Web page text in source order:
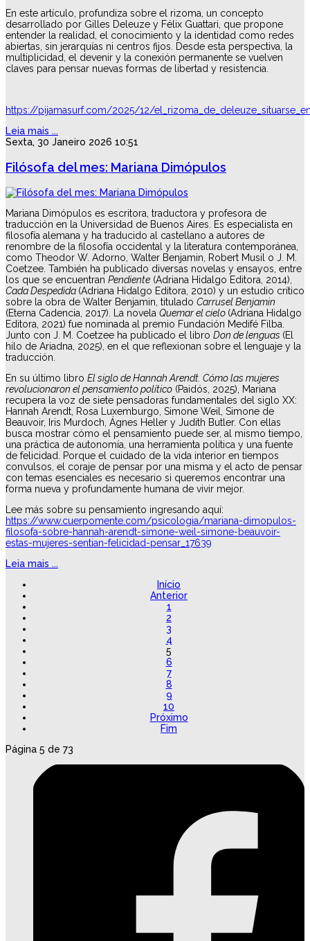
En este artículo, profundiza sobre el rizoma, un concepto
desarrollado por Gilles Deleuze y Félix Guattari, que propone
entender la realidad, el conocimiento y la identidad como redes
abiertas, sin jerarquías ni centros fijos. Desde esta perspectiva, la
multiplicidad, el devenir y la conexión permanente se vuelven
claves para pensar nuevas formas de libertad y resistencia.
https://pijamasurf.com/2025/12/
Leia mais ...
Sexta, 30 Janeiro 2026 10:51
Filósofa del mes: Mariana Dimópulos
Mariana Dimópulos es escritora, traductora y profesora de
traducción en la Universidad de Buenos Aires. Es especialista en
filosofía alemana y ha traducido al castellano a autores de
renombre de la filosofía occidental y la literatura contemporánea,
como Theodor W. Adorno, Walter Benjamin, Robert Musil o J. M.
Coetzee. También ha publicado diversas novelas y ensayos, entre
los que se encuentran Pendiente (Adriana Hidalgo Editora, 2014),
Cada Despedida (Adriana Hidalgo Editora, 2010) y un estudio crítico
sobre la obra de Walter Benjamin, titulado Carrusel Benjamin
(Eterna Cadencia, 2017). La novela Quemar el cielo (Adriana Hidalgo
Editora, 2021) fue nominada al premio Fundación Medifé Filba.
Junto con J. M. Coetzee ha publicado el libro Don de lenguas (El
hilo de Ariadna, 2025), en el que reflexionan sobre el lenguaje y la
traducción.
En su último libro El siglo de Hannah Arendt. Cómo las mujeres
revolucionaron el pensamiento político (Paidós, 2025), Mariana
recupera la voz de siete pensadoras fundamentales del siglo XX:
Hannah Arendt, Rosa Luxemburgo, Simone Weil, Simone de
Beauvoir, Iris Murdoch, Ágnes Heller y Judith Butler. Con ellas
busca mostrar cómo el pensamiento puede ser, al mismo tiempo,
una práctica de autonomía, una herramienta política y una fuente
de felicidad. Porque el cuidado de la vida interior en tiempos
convulsos, el coraje de pensar por una misma y el acto de pensar
con temas esenciales es necesario si queremos encontrar una
forma nueva y profundamente humana de vivir mejor.
Lee más sobre su pensamiento ingresando aquí:
https://www.cuerpomente.com/psicologia/mariana-dimopulos-
filosofa-sobre-hannah-arendt-simone-weil-simone-beauvoir-
estas-mujeres-sentian-felicidad-pensar_17639
Leia mais ...
Início
Anterior
1
2
3
4
5
6
7
8
9
10
Próximo
Fim
Página 5 de 73